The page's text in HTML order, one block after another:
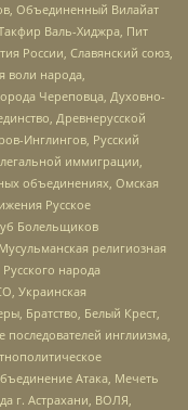
Объединенный Вилайат
Валь-Хиджра, Пит
России, Славянский союз,
воли народа,
Череповца, Духовно-
Древнерусской
Инглингов, Русский
иммиграции,
объединениях, Омская
Русское
Болельщиков
религиозная
народа
Украинская
Братство, Белый Крест,
инглиизма,
Атака, Мечеть
г. Астрахани, ВОЛЯ,